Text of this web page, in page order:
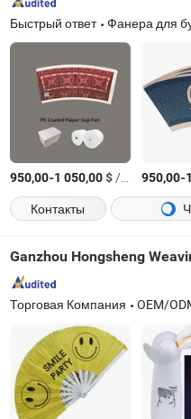
Быстрый ответ Фанера для бумажных стаканов, бумага с покрытием из полиэтилена, сырьё для бумажных стаканов, бумага для
950,00-1 050,00$/Тонн. 950,00-
Контакты
Ganzhou Hongsheng
Торговая Компания OEM/